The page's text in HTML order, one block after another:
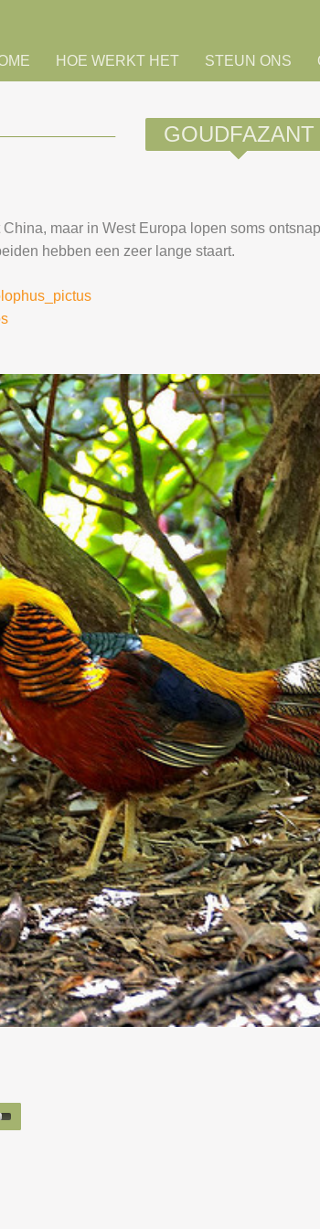
HOE WERKT HET STEUN ONS
GOUDFAZANT
maar in West Europa lopen soms
hebben een zeer lange staart.